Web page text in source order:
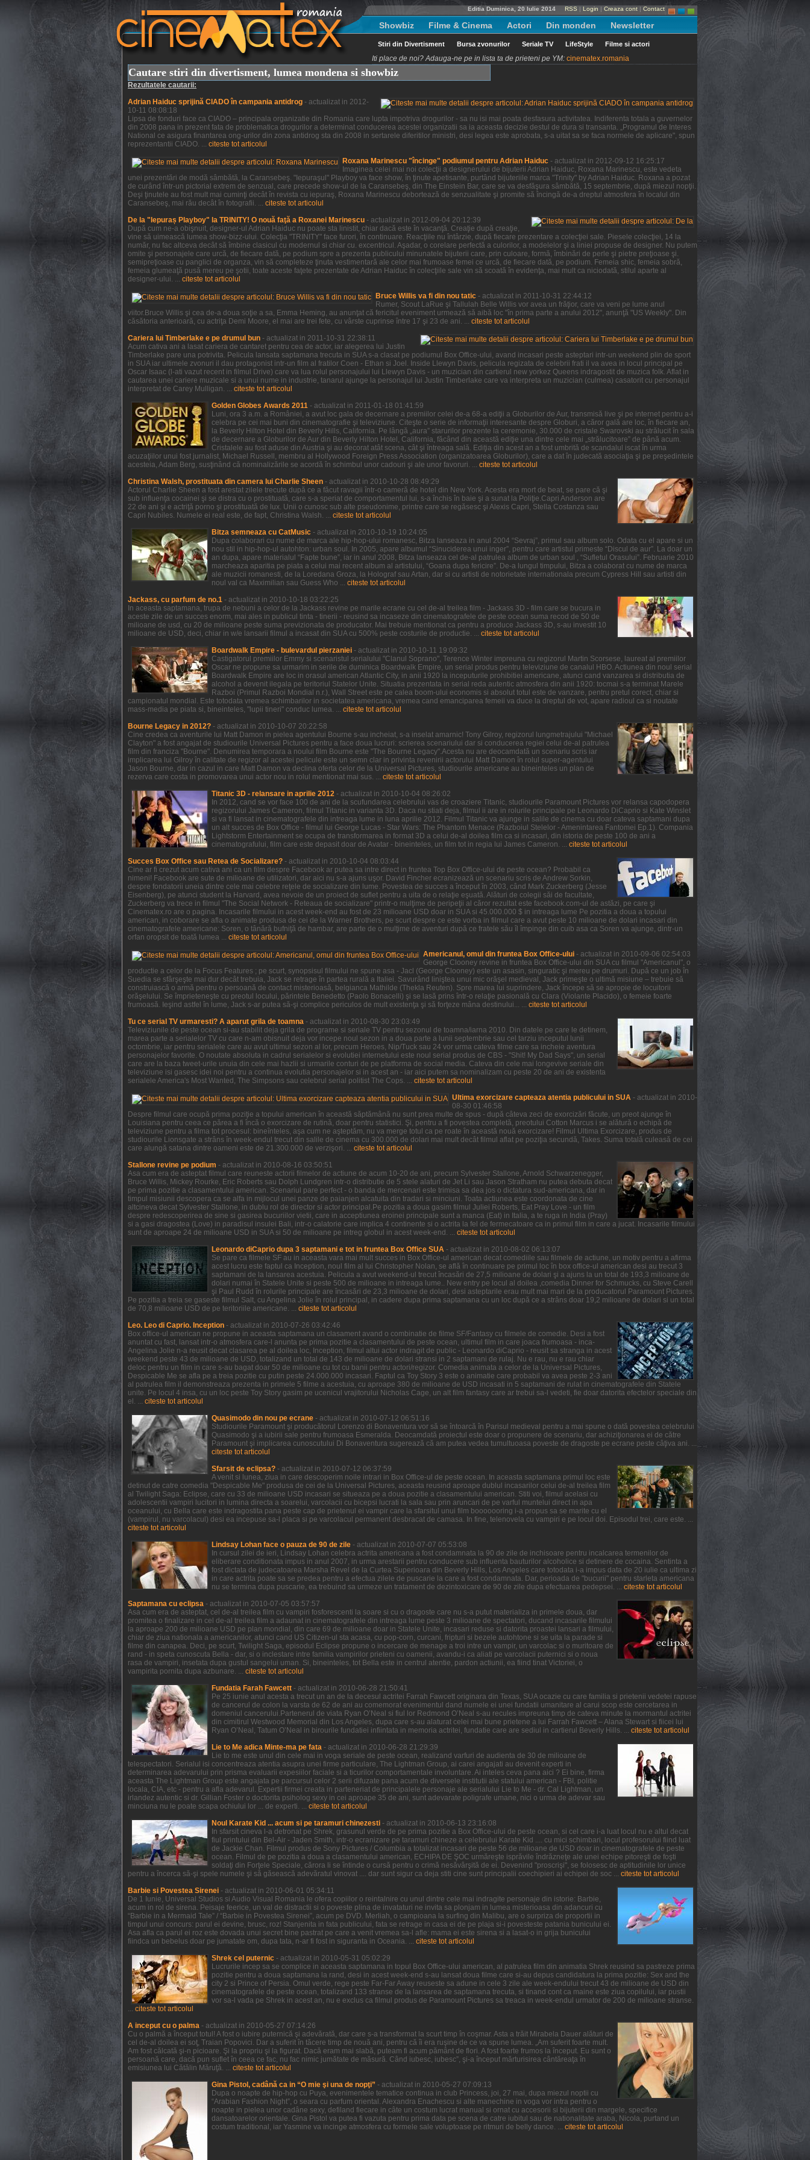
Editia Duminica, 20 Iulie 2014 RSS | Login | Creaza cont | Contact
Showbiz Filme & Cinema Actori Din monden Newsletter
Stiri din Divertisment Bursa zvonurilor Seriale TV LifeStyle Filme si actori
Iti place de noi? Adauga-ne pe in lista ta de prieteni pe YM: cinematex.romania
Cautare stiri din divertisment, lumea mondena si showbiz
Rezultatele cautarii:
Adrian Haiduc sprijină CIADO în campania antidrog - actualizat in 2012-
10-11 08:08:18
Lipsa de fonduri face ca CIADO – principala organizatie din Romania care lupta impotriva drogurilor - sa nu isi mai poata desfasura activitatea. Indiferenta totala a guvernelor
din 2008 pana in prezent fata de problematica drogurilor a determinat conducerea acestei organizatii sa ia aceasta decizie destul de dura si transanta. „Programul de Interes
National ce asigura finantarea ong-urilor din zona antidrog sta din 2008 in sertarele diferitilor ministri, desi legea este aprobata, s-a uitat sa se faca normele de aplicare", spun
reprezentantii CIADO. ... citeste tot articolul
Roxana Marinescu "încinge" podiumul pentru Adrian Haiduc - actualizat in 2012-09-12 16:25:17
Imaginea celei mai noi colecţii a designerului de bijuterii Adrian Haiduc, Roxana Marinescu, este vedeta
unei prezentări de modă sâmbătă, la Caransebeş. "Iepuraşul" Playboy va face show, în ţinute apetisante, purtând bijuteriile marca "Trinity" by Adrian Haiduc. Roxana a pozat
de curând într-un pictorial extrem de senzual, care precede show-ul de la Caransebeş, din The Einstein Bar, care se va desfăşura sâmbătă, 15 septembrie, după miezul nopţii.
Deşi ţinutele au fost mult mai cuminţi decât în revista cu iepuraş, Roxana Marinescu debortează de senzualitate şi promite să încingă de-a dreptul atmosfera în localul din
Caransebeş, mai rău decât în fotografii. ... citeste tot articolul
De la "Iepuraș Playboy" la TRINITY! O nouă faţă a Roxanei Marinescu - actualizat in 2012-09-04 20:12:39
După cum ne-a obişnuit, designer-ul Adrian Haiduc nu poate sta linistit, chiar dacă este în vacanţă. Creaţie după creaţie,
vine să uimească lumea show-bizz-ului. Colecţia "TRINITY" face furori, în continuare. Reacţiile nu întârzie, după fiecare prezentare a colecţiei sale. Piesele colecţiei, 14 la
număr, nu fac altceva decât să îmbine clasicul cu modernul si chiar cu. excentricul. Aşadar, o corelare perfectă a culorilor, a modelelor şi a liniei propuse de designer. Nu putem
omite şi personajele care urcă, de fiecare dată, pe podium spre a prezenta publicului minunatele bijuterii care, prin culoare, formă, îmbinări de perle şi pietre preţioase şi.
semipreţioase cu panglici de organza, vin să completeze ţinuta vestimentară ale celor mai frumoase femei ce urcă, de fiecare dată, pe podium. Femeia shic, femeia sobră,
femeia glumeaţă pusă mereu pe şotii, toate aceste faţete prezentate de Adrian Haiduc în colecţiile sale vin să scoată în evidenţa, mai mult ca niciodată, stilul aparte al
designer-ului. ... citeste tot articolul
Bruce Willis va fi din nou tatic - actualizat in 2011-10-31 22:44:12
Rumer, Scout LaRue şi Tallulah Belle Willis vor avea un frăţior, care va veni pe lume anul
viitor.Bruce Willis şi cea de-a doua soţie a sa, Emma Heming, au anunţat că fericitul eveniment urmează să aibă loc "în prima parte a anului 2012", anunţă "US Weekly". Din
căsătoria anterioară, cu actriţa Demi Moore, el mai are trei fete, cu vârste cuprinse între 17 şi 23 de ani. ... citeste tot articolul
Cariera lui Timberlake e pe drumul bun - actualizat in 2011-10-31 22:38:11
Acum cativa ani a lasat cariera de cantaret pentru cea de actor, iar alegerea lui Justin
Timberlake pare una potrivita. Pelicula lansata saptamana trecuta in SUA s-a clasat pe podiumul Box Office-ului, avand incasari peste asteptari intr-un weekend plin de sport
in SUA iar ultimele zvonuri il dau protagonist intr-un film al fratilor Coen - Ethan si Joel. Inside Llewyn Davis, pelicula regizata de celebrii frati il va avea in locul principal pe
Oscar Isaac (l-ati vazut recent in filmul Drive) care va lua rolul personajului lui Llewyn Davis - un muzician din cartierul new yorkez Queens indragostit de muzica folk. Aflat in
cautarea unei cariere muzicale si a unui nume in industrie, tanarul ajunge la personajul lui Justin Timberlake care va interpreta un muzician (culmea) casatorit cu personajul
interpretat de Carey Mulligan. ... citeste tot articolul
Golden Globes Awards 2011 - actualizat in 2011-01-18 01:41:59
Luni, ora 3 a.m. a României, a avut loc gala de decernare a premiilor celei de-a 68-a ediţii a Globurilor de Aur, transmisă live şi pe internet pentru a-i
celebra pe cei mai buni din cinematografie şi televiziune. Citeşte o serie de informaţii interesante despre Globuri, a căror gală are loc, în fiecare an,
la Beverly Hilton Hotel din Beverly Hills, California. Pe lângă „aura” starurilor prezente la ceremonie, 30.000 de cristale Swarovski au strălucit în sala
de decernare a Globurilor de Aur din Beverly Hilton Hotel, California, făcând din această ediţie una dintre cele mai „strălucitoare” de până acum.
Cristalele au fost aduse din Austria şi au decorat atât scena, cât şi întreaga sală. Ediţia din acest an a fost umbrită de scandalul iscat în urma
acuzaţiilor unui fost jurnalist, Michael Russell, membru al Hollywood Foreign Press Association (organizatoarea Globurilor), care a dat în judecată asociaţia şi pe preşedintele
acesteia, Adam Berg, susţinând că nominalizările se acordă în schimbul unor cadouri şi ale unor favoruri. ... citeste tot articolul
Christina Walsh, prostituata din camera lui Charlie Sheen - actualizat in 2010-10-28 08:49:29
Actorul Charlie Sheen a fost arestat zilele trecute după ce a făcut ravagii într-o cameră de hotel din New York. Acesta era mort de beat, se pare că şi
sub influenţa cocainei şi se distra cu o prostituată, care s-a speriat de comportamentul lui, s-a închis în baie şi a sunat la Poliţie.Capri Anderson are
22 de ani şi e actriţă porno şi prostituată de lux. Unii o cunosc sub alte pseudonime, printre care se regăsesc şi Alexis Capri, Stella Costanza sau
Capri Nubiles. Numele ei real este, de fapt, Christina Walsh. ... citeste tot articolul
Bitza semneaza cu CatMusic - actualizat in 2010-10-19 10:24:05
Dupa colaborari cu nume de marca ale hip-hop-ului romanesc, Bitza lanseaza in anul 2004 “Sevraj”, primul sau album solo. Odata cu el apare si un
nou stil in hip-hop-ul autohton: urban soul. In 2005, apare albumul “Sinuciderea unui inger”, pentru care artistul primeste “Discul de aur”. La doar un
an dupa, apare materialul “Fapte bune”, iar in anul 2008, Bitza lanseaza cel de-al patrulea album de urban soul , “Sufletul Orasului”. Februarie 2010
marcheaza aparitia pe piata a celui mai recent album al artistului, “Goana dupa fericire”. De-a lungul timpului, Bitza a colaborat cu nume de marca
ale muzicii romanesti, de la Loredana Groza, la Holograf sau Artan, dar si cu artisti de notorietate internationala precum Cypress Hill sau artisti din
noul val ca Maximilian sau Guess Who ... citeste tot articolul
Jackass, cu parfum de no.1 - actualizat in 2010-10-18 03:22:25
In aceasta saptamana, trupa de nebuni a celor de la Jackass revine pe marile ecrane cu cel de-al treilea film - Jackass 3D - film care se bucura in
aceste zile de un succes enorm, mai ales in publicul tinta - tinerii - reusind sa incaseze din cinematografele de peste ocean suma recod de 50 de
milioane de usd, cu 20 de milioane peste suma previzionata de producator. Mai trebuie mentionat ca pentru a produce Jackass 3D, s-au investit 10
milioane de USD, deci, chiar in w/e lansarii filmul a incasat din SUA cu 500% peste costurile de productie. ... citeste tot articolul
Boardwalk Empire - bulevardul pierzaniei - actualizat in 2010-10-11 19:09:32
Castigatorul premiilor Emmy si scenaristul serialului "Clanul Soprano", Terence Winter impreuna cu regizorul Martin Scorsese, laureat al premiilor
Oscar ne propune sa urmarim in serile de duminica Boardwalk Empire, un serial produs pentru televiziune de canalul HBO. Actiunea din noul serial
Boardwalk Empire are loc in orasul american Atlantic City, in anii 1920 la inceputurile prohibitiei americane, atunci cand vanzarea si distributia de
alcohol a devenit ilegala pe teritoriul Statelor Unite. Situatia prezentata in serial reda autentic atmosfera din anii 1920: tocmai s-a terminat Marele
Razboi (Primul Razboi Mondial n.r.), Wall Street este pe calea boom-ului economis si absolut totul este de vanzare, pentru pretul corect, chiar si
campionatul mondial. Este totodata vremea schimbarilor in societatea americana, vremea cand emanciparea femeii va duce la dreptul de vot, apare radioul ca si noutate
mass-media pe piata si, bineinteles, "lupii tineri" conduc lumea. ... citeste tot articolul
Bourne Legacy in 2012? - actualizat in 2010-10-07 20:22:58
Cine credea ca aventurile lui Matt Damon in pielea agentului Bourne s-au incheiat, s-a inselat amarnic! Tony Gilroy, regizorul lungmetrajului "Michael
Clayton" a fost angajat de studiourile Universal Pictures pentru a face doua lucruri: scrierea scenariului dar si conducerea regiei celui de-al patrulea
film din franciza "Bourne". Denumirea temporara a noului film Bourne este "The Bourne Legacy".Acesta nu are deocamdată un scenariu scris iar
implicarea lui Gilroy în calitate de regizor al acestei pelicule este un semn clar in privinta revenirii actorului Matt Damon în rolul super-agentului
Jason Bourne, dar in cazul in care Matt Damon va declina oferta celor de la Universal Pictures, studiourile americane au bineinteles un plan de
rezerva care costa in promovarea unui actor nou in rolul mentionat mai sus. ... citeste tot articolul
Titanic 3D - relansare in aprilie 2012 - actualizat in 2010-10-04 08:26:02
In 2012, cand se vor face 100 de ani de la scufundarea celebrului vas de croaziere Titanic, studiourile Paramount Pictures vor relansa capodopera
regizorului James Cameron, filmul Titanic in varianta 3D. Daca nu stiati deja, filmul ii are in rolurile principale pe Leonardo DiCaprio si Kate Winslet
si va fi lansat in cinematografele din intreaga lume in luna aprilie 2012. Filmul Titanic va ajunge in salile de cinema cu doar cateva saptamani dupa
un alt succes de Box Office - filmul lui George Lucas - Star Wars: The Phantom Menace (Razboiul Stelelor - Amenintarea Fantomei Ep.1). Compania
Lightstorm Entertainment se ocupa de transformarea in format 3D a celui de-al doilea film ca si incasari, din istoria de peste 100 de ani a
cinematografului, film care este depasit doar de Avatar - bineinteles, un film tot in regia lui James Cameron. ... citeste tot articolul
Succes Box Office sau Retea de Socializare? - actualizat in 2010-10-04 08:03:44
Cine ar fi crezut acum cativa ani ca un film despre Facebook ar putea sa intre direct in fruntea Top Box Office-ului de peste ocean? Probabil ca
nimeni! Facebook are sute de milioane de utilizatori, dar aici nu s-a ajuns uşor. David Fincher ecranizează un scenariu scris de Andrew Sorkin,
despre fondatorii uneia dintre cele mai celebre reţele de socializare din lume. Povestea de succes a început în 2003, când Mark Zuckerberg (Jesse
Eisenberg), pe atunci student la Harvard, avea nevoie de un proiect de suflet pentru a uita de o relaţie eşuată. Alături de colegii săi de facultate,
Zuckerberg va trece in filmul "The Social Network - Reteaua de socializare" printr-o mulţime de peripeţii al căror rezultat este facebook.com-ul de astăzi, pe care şi
Cinematex.ro are o pagina. Incasarile filmului in acest week-end au fost de 23 milioane USD doar in SUA si 45.000.000 $ in intreaga lume Pe pozitia a doua a topului
american, in coborare se afla o animate produsa de cei de la Warner Brothers, pe scurt despre ce este vorba in filmul care a avut peste 10 milioane de dolari incasari din
cinematografele americane: Soren, o tânără bufniţă de hambar, are parte de o mulţime de aventuri după ce fratele său îl împinge din cuib asa ca Soren va ajunge, dintr-un
orfan oropsit de toată lumea ... citeste tot articolul
Americanul, omul din fruntea Box Office-ului - actualizat in 2010-09-06 02:54:03
George Clooney revine in fruntea Box Office-ului din SUA cu filmul "Americanul", o
productie a celor de la Focus Features ; pe scurt, synopsisul filmului ne spune asa - Jacl (George Clooney) este un asasin, singuratic şi mereu pe drumuri. După ce un job în
Suedia se sfârşeşte mai dur decât trebuia, Jack se retrage în partea rurală a Italiei. Savurând liniştea unui mic orăşel medieval, Jack primeşte o ultimă misiune – trebuie să
construiască o armă pentru o persoană de contact misterioasă, belgianca Mathilde (Thekla Reuten). Spre marea lui suprindere, Jack începe să se apropie de locuitorii
orăşelului. Se împrieteneşte cu preotul locului, părintele Benedetto (Paolo Bonacelli) şi se lasă prins într-o relaţie pasională cu Clara (Violante Placido), o femeie foarte
frumoasă. Ieşind astfel în lume, Jack s-ar putea să-şi complice periculos de mult existenţa şi să forţeze mâna destinului... ... citeste tot articolul
Tu ce serial TV urmaresti? A aparut grila de toamna - actualizat in 2010-08-30 23:03:49
Televiziunile de peste ocean si-au stabilit deja grila de programe si seriale TV pentru sezonul de toamna/iarna 2010. Din datele pe care le detinem,
marea parte a serialelor TV cu care n-am obisnuit deja vor incepe noul sezon in a doua parte a lunii septembrie sau cel tarziu inceputul lunii
octombrie, iar pentru serialele care au avut ultimul sezon al lor, precum Heroes, Nip/Tuck sau 24 vor urma cateva filme care sa incheie aventura
personajelor favorite. O noutate absoluta in cadrul serialelor si evolutiei internetului este noul serial produs de CBS - "Shit! My Dad Says", un serial
care are la baza tweet-urile unuia din cele mai hazlii si urmarile conturi de pe platforma de social media. Cateva din cele mai longevive seriale din
televiziune isi gasesc idei noi pentru a continua evolutia personajelor si in acest an - iar aici putem sa nominalizam cu peste 20 de ani de existenta
serialele America's Most Wanted, The Simpsons sau celebrul serial politist The Cops. ... citeste tot articolul
Ultima exorcizare capteaza atentia publicului in SUA - actualizat in 2010-
08-30 01:46:58
Despre filmul care ocupă prima poziţie a topului american în această săptămână nu sunt prea multe de spus - după câteva zeci de exorcizări făcute, un preot ajunge în
Louisiana pentru ceea ce părea a fi încă o exorcizare de rutină, doar pentru statistici. Şi, pentru a fi povestea completă, preotului Cotton Marcus i se alătură o echipă de
televiziune pentru a filma tot procesul: bineînteles, aşa cum ne aşteptăm, nu va merge totul ca pe roate în această nouă exorcizare! Filmul Ultima Exorcizare, produs de
studiourile Lionsgate a strâns în week-endul trecut din salile de cinema cu 300.000 de dolari mai mult decât filmul aflat pe poziţia secundă, Takes. Suma totală culeasă de cei
care alungă satana dintre oameni este de 21.300.000 de verzişori. ... citeste tot articolul
Stallone revine pe podium - actualizat in 2010-08-16 03:50:51
Asa cum era de asteptat filmul care reuneste actorii filmelor de actiune de acum 10-20 de ani, precum Sylvester Stallone, Arnold Schwarzenegger,
Bruce Willis, Mickey Rourke, Eric Roberts sau Dolph Lundgren intr-o distributie de 5 stele alaturi de Jet Li sau Jason Stratham nu putea debuta decat
pe prima pozitie a clasamentului american. Scenariul pare perfect - o banda de mercenari este trimisa sa dea jos o dictatura sud-americana, dar in
timpul misiunii descopera ca se alfa in mijlocul unei panze de paianjen alcatuita din tradari si minciuni. Toata actiunea este coordonata de cine
altcineva decat Sylvester Stallone, in dublu rol de director si actor principal.Pe pozitia a doua gasim filmul Juliei Roberts, Eat Pray Love - un film
despre redescoperirea de sine si gasirea bucuriilor vietii, care in acceptiunea eroinei principale sunt a manca (Eat) in Italia, a te ruga in India (Pray)
si a gasi dragostea (Love) in paradisul insulei Bali, intr-o calatorie care implica 4 continente si o actrita la fel de fermecatoare ca in primul film in care a jucat. Incasarile filmului
sunt de aproape 24 de milioane USD in SUA si 50 de milioane pe intreg globul in acest week-end. ... citeste tot articolul
Leonardo diCaprio dupa 3 saptamani e tot in fruntea Box Office SUA - actualizat in 2010-08-02 06:13:07
Se pare ca filmele SF au in aceasta vara mai mult succes in Box Office-ul american decat comediile sau filmele de actiune, un motiv pentru a afirma
acest lucru este faptul ca Inception, noul film al lui Christopher Nolan, se află în continuare pe primul loc în box office-ul american desi au trecut 3
saptamani de la lansarea acestuia. Pelicula a avut weekend-ul trecut încasări de 27,5 milioane de dolari şi a ajuns la un total de 193,3 milioane de
dolari numai în Statele Unite si peste 500 de milioane in intreaga lume.. New entry pe locul al doilea ,comedia Dinner for Schmucks, cu Steve Carell
şi Paul Rudd în rolurile principale are încasări de 23,3 milioane de dolari, desi asteptarile erau mult mai mari de la producatorul Paramount Pictures.
Pe pozitia a treia se gaseste filmul Salt, cu Angelina Jolie în rolul principal, in cadere dupa prima saptamana cu un loc după ce a strâns doar 19,2 milioane de dolari si un total
de 70,8 milioane USD de pe teritoriile americane. ... citeste tot articolul
Leo. Leo di Caprio. Inception - actualizat in 2010-07-26 03:42:46
Box office-ul american ne propune in aceasta saptamana un clasament avand o combinatie de filme SF/Fantasy cu filmele de comedie. Desi a fost
anuntat cu fast, lansat intr-o atmosfera care-l anunta pe prima pozitie a clasamentului de peste ocean, ultimul film in care joaca frumoasa - inca-
Angelina Jolie n-a reusit decat clasarea pe al doilea loc, Inception, filmul altui actor indragit de public - Leonardo diCaprio - reusit sa stranga in acest
weekend peste 43 de milioane de USD, totalizand un total de 143 de milioane de dolari stransi in 2 saptamani de rulaj. Nu e rau, nu e rau chiar
deloc pentru un film in care s-au bagat doar 50 de milioane cu tot cu banii pentru actori/regizor. Comedia animata a celor de la Universal Pictures,
Despicable Me se afla pe a treia pozitie cu putin peste 24.000.000 incasari. Faptul ca Toy Story 3 este o animatie care probabil va avea peste 2-3 ani
al patrulea film il demonstreaza prezenta in primele 5 filme a acestuia, cu aproape 380 de milioane de USD incasati in 5 saptamani de rulat in cinematografele din Statele
unite. Pe locul 4 insa, cu un loc peste Toy Story gasim pe ucenicul vrajitorului Nicholas Cage, un alt film fantasy care ar trebui sa-l vedeti, fie doar datorita efectelor speciale din
el. ... citeste tot articolul
Quasimodo din nou pe ecrane - actualizat in 2010-07-12 06:51:16
Studiourile Paramount şi producătorul Lorenzo di Bonaventura vor să se întoarcă în Parisul medieval pentru a mai spune o dată povestea celebrului
Quasimodo şi a iubirii sale pentru frumoasa Esmeralda. Deocamdată proiectul este doar o propunere de scenariu, dar achiziţionarea ei de către
Paramount şi implicarea cunoscutului Di Bonaventura sugerează că am putea vedea tumultuoasa poveste de dragoste pe ecrane peste câţiva ani. ...
citeste tot articolul
Sfarsit de eclipsa? - actualizat in 2010-07-12 06:37:59
A venit si lunea, ziua in care descoperim noile intrari in Box Office-ul de peste ocean. In aceasta saptamana primul loc este
detinut de catre comedia "Despicable Me" produsa de cei de la Universal Pictures, aceasta reusind aproape dublul incasarilor celui de-al treilea film
al Twilight Saga: Eclipse, care cu 33 de milioane USD incasari se situeaza pe a doua pozitie a clasamentului american. Stiti voi, filmul acelasi cu
adolescentii vampiri lucitori in lumina directa a soarelui, varcolacii cu bicepsi lucrati la sala sau prin aruncari de pe varful muntelui direct in apa
oceanului, cu Bella care este indragostita pana peste cap de prietenul ei vampir care la sfarsitul unui film booooooring i-a propus sa se marite cu el
(vampirul, nu varcolacul) desi ea incepuse sa-l placa si pe varcolacul permanent desbracat de camasa. In fine, telenovela cu vampiri e pe locul doi. Episodul trei, care este. ...
citeste tot articolul
Lindsay Lohan face o pauza de 90 de zile - actualizat in 2010-07-07 05:53:08
In cursul zilei de ieri, Lindsay Lohan celebra actrita americana a fost condamnata la 90 de zile de inchisoare pentru incalcarea termenilor de
eliberare conditionata impus in anul 2007, in urma arestarii pentru conducere sub influenta bauturilor alcoholice si detinere de cocaina. Sentinta a
fost dictata de judecatoarea Marsha Revel de la Curtea Superioara din Beverly Hills, Los Angeles care totodata i-a impus data de 20 iulie ca ultima zi
in care actrita poate sa se predea pentru a efectua zilele de puscarie la care a fost condamnata. Dar, perioada de "bucurii" pentru starleta americana
nu se termina dupa puscarie, ea trebuind sa urmeze un tratament de dezintoxicare de 90 de zile dupa efectuarea pedepsei. ... citeste tot articolul
Saptamana cu eclipsa - actualizat in 2010-07-05 03:57:57
Asa cum era de asteptat, cel de-al treilea film cu vampiri fosforescenti la soare si cu o dragoste care nu s-a putut materializa in primele doua, dar
promitea o finalizare in cel de-al treilea film a adaunat in cinematografele din intreaga lume peste 3 milioane de spectatori, ducand incasarile filmului
la aproape 200 de milioane USD pe plan mondial, din care 69 de milioane doar in Statele Unite, incasari reduse si datorita proastei lansari a filmului,
chiar de ziua nationala a americanilor, atunci cand US Citizen-ul sta acasa, cu pop-corn, curcani, fripturi si bezele autohtone si se uita la parade si
filme din canapea. Deci, pe scurt, Twilight Saga, episodul Eclipse propune o incercare de menage a troi intre un vampir, un varcolac si o muritoare de
rand - in speta cunoscuta Bella - dar, si o inclestare intre familia vampirilor prieteni cu oamenii, avandu-i ca aliati pe varcolacii puternici si o noua
rasa de vampiri, insetata dupa gustul sangelui uman. Si, bineinteles, tot Bella este in centrul atentie, pardon actiunii, ea fiind tinat Victoriei, o
vampirita pornita dupa azbunare. ... citeste tot articolul
Fundatia Farah Fawcett - actualizat in 2010-06-28 21:50:41
Pe 25 iunie anul acesta a trecut un an de la decesul actritei Farrah Fawcett originara din Texas, SUA ocazie cu care familia si prietenii vedetei rapuse
de cancerul de colon la varsta de 62 de ani au comemorat evenimentul dand numele ei unei fundatii umanitare al carui scop este cercetarea in
domeniul cancerului.Partenerul de viata Ryan O’Neal si fiul lor Redmond O’Neal s-au recules impreuna timp de cateva minute la mormantul actritei
din cimitirul Westwood Memorial din Los Angeles, dupa care s-au alaturat celei mai bune prietene a lui Farrah Fawcett – Alana Stewart si fiicei lui
Ryan O’Neal, Tatum O’Neal in birourile fundatiei infiintata in memoria actritei, fundatie care are sediul in cartierul Beverly Hills. ... citeste tot articolul
Lie to Me adica Minte-ma pe fata - actualizat in 2010-06-28 21:29:39
Lie to me este unul din cele mai in voga seriale de peste ocean, realizand varfuri de audienta de 30 de milioane de
telespectatori. Serialul isi concentreaza atentia asupra unei firme particulare, The Lightman Group, ai carei angajati au devenit experti in
determinarea adevarului prin prisma evaluarii expesiilor faciale si a ticurilor comportamentale involuntare. Ai inteles ceva pana aici ? Ei bine, firma
aceasta The Lightman Group este angajata pe parcursul celor 2 serii difuzate pana acum de diversele institutii ale statului american - FBI, politie
locala, CIA, etc - pentru a afla adevarul. Expertii firmei creata in parteneriat de principalele personaje ale serialului Lie to Me - dr. Cal Lightman, un
irlandez autentic si dr. Gillian Foster o doctorita psiholog sexy in cei aproape 35 de ani, sunt adevarate poligrafe umane, nici o urma de adevar sau
minciuna nu le poate scapa ochiului lor ... de experti. ... citeste tot articolul
Noul Karate Kid ... acum si pe taramuri chinezesti - actualizat in 2010-06-13 23:16:08
In sfarsit cineva l-a detronat pe Shrek, grasunul verde de pe prima pozitie a Box Office-ului de peste ocean, si cel care i-a luat locul nu e altul decat
fiul printului din Bel-Air - Jaden Smith, intr-o ecranizare pe taramuri chineze a celebrului Karate Kid .... cu mici schimbari, locul profesorului fiind luat
de Jackie Chan. Filmul produs de Sony Pictures / Columbia a totalizat incasari de peste 56 de milioane de USD doar in cinematografele de peste
ocean. Filmul de pe pozitia a doua a clasamentului american, ECHIPA DE ŞOC urmăreşte isprăvile îndrăzneţe ale unei echipe pitoreşti de foşti
soldaţi din Forţele Speciale, cărora li se întinde o cursă pentru o crimă nesăvârşită de ei. Devenind "proscrişi", se folosesc de aptitudinile lor unice
pentru a încerca să-şi spele numele şi să găsească adevăratul vinovat .... dar sunt sigur ca deja stiti cine sunt principalii coechipieri ai echipei de soc ... citeste tot articolul
Barbie si Povestea Sirenei - actualizat in 2010-06-01 05:34:11
De 1 Iunie, Universal Studios si Audio Visual Romania le ofera copiilor o reintalnire cu unul dintre cele mai indragite personaje din istorie: Barbie,
acum in rol de sirena. Peisaje feerice, un val de distractii si o poveste plina de invataturi ne invita sa plonjam in lumea misterioasa din adancuri cu
“Barbie in a Mermaid Tale” / “Barbie in Povestea Sirenei”, acum pe DVD. Merliah, o campioana la surfing din Malibu, are o surpriza de proportii in
timpul unui concurs: parul ei devine, brusc, roz! Stanjenita in fata publicului, fata se retrage in casa ei de pe plaja si-i povesteste patania bunicului ei.
Asa afla ca parul ei roz este dovada unui secret bine pastrat pe care a venit vremea sa-l afle: mama ei este sirena si a lasat-o in grija bunicului
fiindca un bebelus doar pe jumatate om, dupa tata, n-ar fi fost in siguranta in Oceania. ... citeste tot articolul
Shrek cel puternic - actualizat in 2010-05-31 05:02:29
Lucrurile incep sa se complice in aceasta saptamana in topul Box Office-ului american, al patrulea film din animatia Shrek reusind sa pastreze prima
pozitie pentru a doua saptamana la rand, desi in acest week-end s-au lansat doua filme care si-au depus candidatura la prima pozitie: Sex and the
city 2 si Prince of Persia. Omul verde, rege peste Far-Far Away reuseste sa adune in cele 3 zile ale week-endului trecut 43 de milioane de USD din
cinematografele de peste ocean, totalizand 133 stranse de la lansarea de saptamana trecuta, si tinand cont ca maine este ziua copilului, iar pustii
vor sa-l vada pe Shrek in acest an, nu e exclus ca filmul produs de Paramount Pictures sa treaca in week-endul urmator de 200 de milioane stranse.
... citeste tot articolul
A inceput cu o palma - actualizat in 2010-05-27 07:14:26
Cu o palmă a început totul! A fost o iubire puternică şi adevărată, dar care s-a transformat la scurt timp în coşmar. Asta a trăit Mirabela Dauer alături de
cel de-al doilea ei soţ, Traian Popovici. Dar a suferit în tăcere timp de nouă ani, pentru că îi era ruşine de ce va spune lumea. „Am suferit foarte mult.
Am fost călcată şi-n picioare. Şi la propriu şi la figurat. Dacă eram mai slabă, puteam fi acum pământ de flori. A fost foarte frumos la început. Eu sunt o
persoană care, dacă pun suflet în ceea ce fac, nu fac nimic jumătate de măsură. Când iubesc, iubesc”, şi-a început mărturisirea cântăreaţa în
emisiunea lui Cătălin Măruţă. ... citeste tot articolul
Gina Pistol, cadână ca in “O mie şi una de nopţi” - actualizat in 2010-05-27 07:09:13
Dupa o noapte de hip-hop cu Puya, evenimentele tematice continua in club Princess, joi, 27 mai, dupa miezul noptii cu
“Arabian Fashion Night”, o seara cu parfum oriental. Alexandra Enachescu si alte manechine in voga vor intra pentru o
noapte in pielea unor cadâne sexy, defiland fiecare in câte un costum lucrat manual si ornat cu accesorii si bijuterii din margele, specifice
dansatoarelor orientale. Gina Pistol va putea fi vazuta pentru prima data pe scena de catre iubitul sau de nationalitate araba, Nicola, purtand un
costum traditional, iar Yasmine va incinge atmosfera cu formele sale voluptoase pe ritmuri de belly dance. ... citeste tot articolul